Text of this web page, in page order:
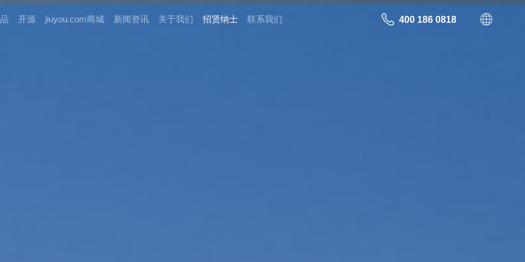
开源 jiuyou.com商城 新闻资讯 关于我们 招贤纳⼠ 联系我们 400 186 0818